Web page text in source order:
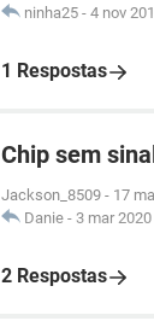
ninha25 - 4 nov
1 Respostas
Chip sem
Jackson_8509 - 17
Danie - 3 mar
2 Respostas